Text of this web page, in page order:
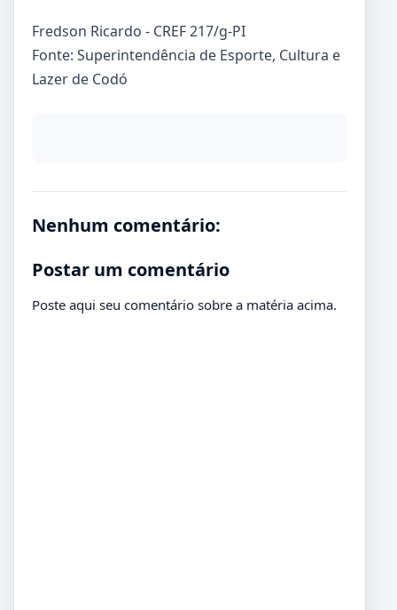
Fredson Ricardo - CREF 217/g-PI
Fonte: Superintendência de Esporte, Cultura e
Lazer de Codó
Nenhum comentário:
Postar um comentário
Poste aqui seu comentário sobre a matéria acima.